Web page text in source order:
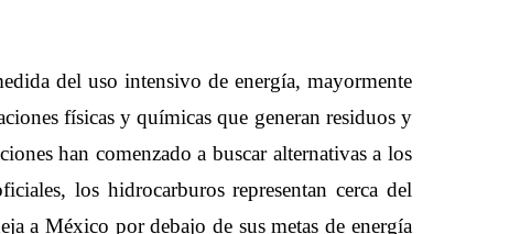
del uso intensivo de energía, mayormente
físicas y químicas que generan residuos y
han comenzado a buscar alternativas a los
los hidrocarburos representan cerca del
a México por debajo de sus metas de energía